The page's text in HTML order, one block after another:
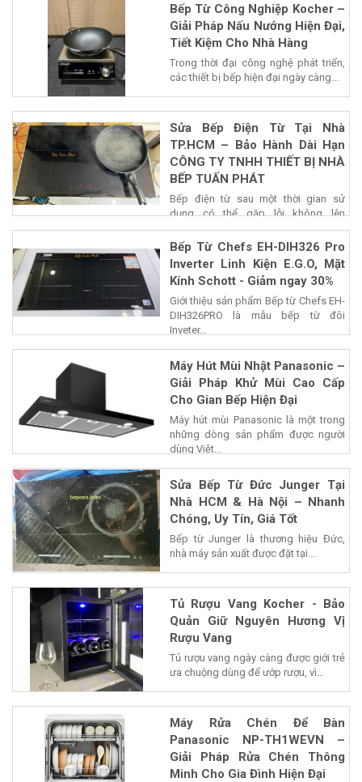
Bếp Từ Công Nghiệp Kocher –
Giải Pháp Nấu Nướng Hiện Đại,
Tiết Kiệm Cho Nhà Hàng
Trong thời đại công nghệ phát triển,
các thiết bị bếp hiện đại ngày càng...
Sửa Bếp Điện Từ Tại Nhà
TP.HCM – Bảo Hành Dài Hạn
CÔNG TY TNHH THIẾT BỊ NHÀ
BẾP TUẤN PHÁT
Bếp điện từ sau một thời gian sử
dụng có thể gặp lỗi không lên
nguồn,...
Bếp Từ Chefs EH-DIH326 Pro
Inverter Linh Kiện E.G.O, Mặt
Kính Schott - Giảm ngay 30%
Giới thiệu sản phẩm Bếp từ Chefs EH-
DIH326PRO là mẫu bếp từ đôi
Inveter...
Máy Hút Mùi Nhật Panasonic –
Giải Pháp Khử Mùi Cao Cấp
Cho Gian Bếp Hiện Đại
Máy hút mùi Panasonic là một trong
những dòng sản phẩm được người
dùng Việt...
Sửa Bếp Từ Đức Junger Tại
Nhà HCM & Hà Nội – Nhanh
Chóng, Uy Tín, Giá Tốt
Bếp từ Junger là thương hiệu Đức,
nhà máy sản xuất được đặt tại...
Tủ Rượu Vang Kocher - Bảo
Quản Giữ Nguyên Hương Vị
Rượu Vang
Tủ rượu vang ngày càng được giới trẻ
ưa chuộng dùng để ướp rượu, vì...
Máy Rửa Chén Để Bàn
Panasonic NP-TH1WEVN –
Giải Pháp Rửa Chén Thông
Minh Cho Gia Đình Hiện Đại